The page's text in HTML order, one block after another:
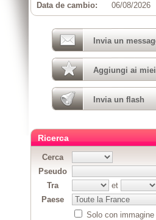
Data de cambio:
06/08/2026
Invia un
Aggiungi ai
Invia un flash
Ricerca
Cerca
Pseudo
Tra
et
Paese
Solo con immagine